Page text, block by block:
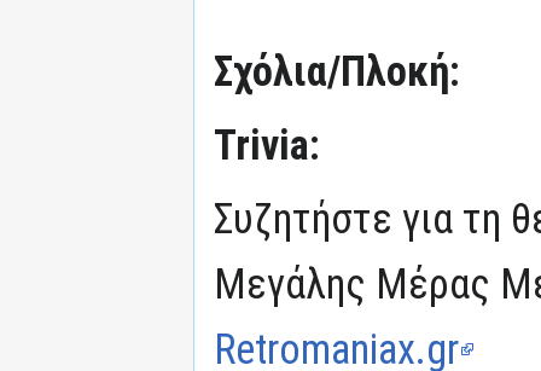
Σχόλια/Πλοκή:
Trivia:
Συζητήστε για τη
Μεγάλης Μέρας
Retromaniax.gr